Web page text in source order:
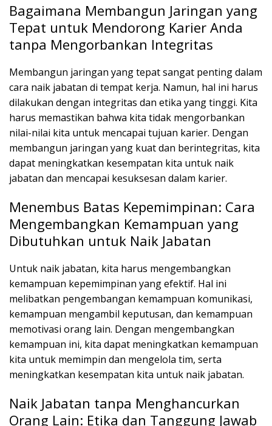
Bagaimana Membangun Jaringan yang
Tepat untuk Mendorong Karier Anda
tanpa Mengorbankan Integritas
Membangun jaringan yang tepat sangat penting dalam
cara naik jabatan di tempat kerja. Namun, hal ini harus
dilakukan dengan integritas dan etika yang tinggi. Kita
harus memastikan bahwa kita tidak mengorbankan
nilai-nilai kita untuk mencapai tujuan karier. Dengan
membangun jaringan yang kuat dan berintegritas, kita
dapat meningkatkan kesempatan kita untuk naik
jabatan dan mencapai kesuksesan dalam karier.
Menembus Batas Kepemimpinan: Cara
Mengembangkan Kemampuan yang
Dibutuhkan untuk Naik Jabatan
Untuk naik jabatan, kita harus mengembangkan
kemampuan kepemimpinan yang efektif. Hal ini
melibatkan pengembangan kemampuan komunikasi,
kemampuan mengambil keputusan, dan kemampuan
memotivasi orang lain. Dengan mengembangkan
kemampuan ini, kita dapat meningkatkan kemampuan
kita untuk memimpin dan mengelola tim, serta
meningkatkan kesempatan kita untuk naik jabatan.
Naik Jabatan tanpa Menghancurkan
Orang Lain: Etika dan Tanggung Jawab